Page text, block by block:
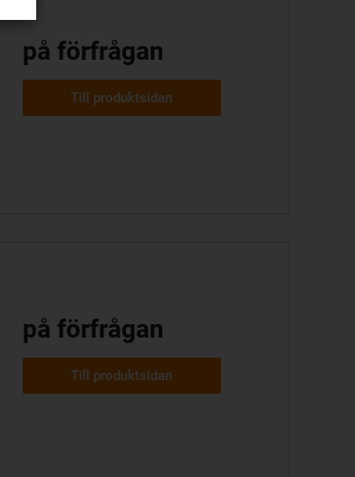
på förfrågan
Till produktsidan
på förfrågan
Till produktsidan